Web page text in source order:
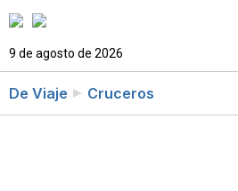
9 de agosto de 2026
De Viaje Cruceros